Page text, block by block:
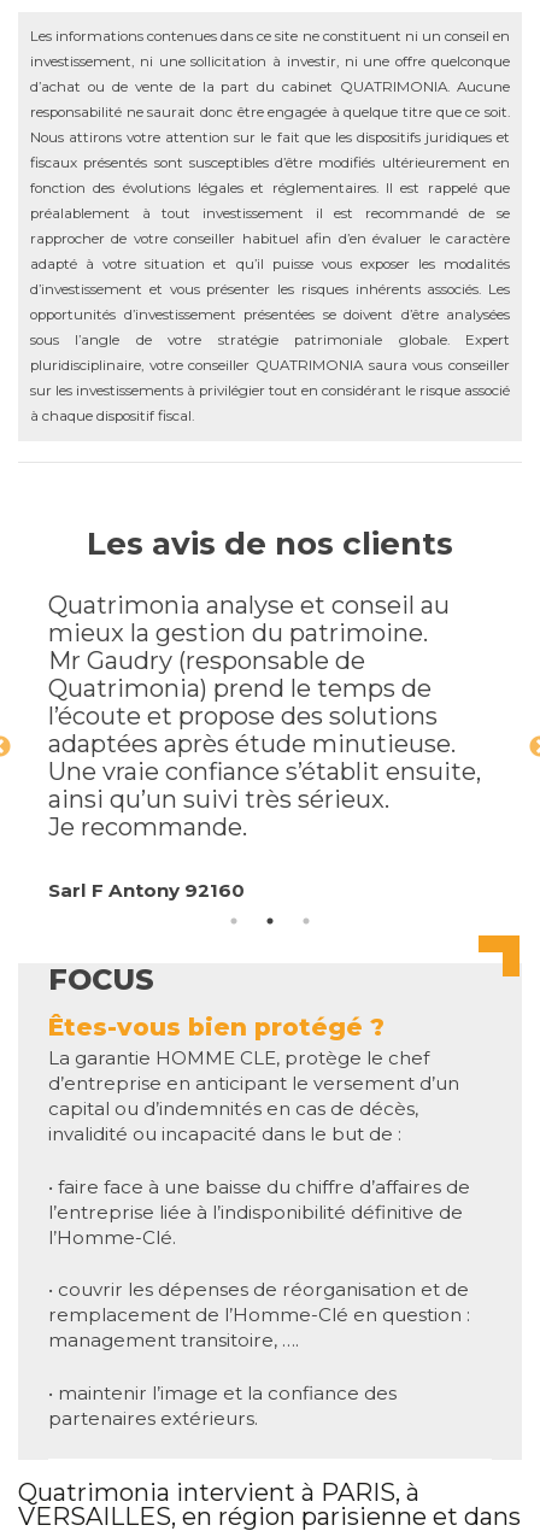
Les informations contenues dans ce site ne constituent ni un conseil en
investissement, ni une sollicitation à investir, ni une offre quelconque
d’achat ou de vente de la part du cabinet QUATRIMONIA. Aucune
responsabilité ne saurait donc être engagée à quelque titre que ce soit.
Nous attirons votre attention sur le fait que les dispositifs juridiques et
fiscaux présentés sont susceptibles d’être modifiés ultérieurement en
fonction des évolutions légales et réglementaires. Il est rappelé que
préalablement à tout investissement il est recommandé de se
rapprocher de votre conseiller habituel afin d’en évaluer le caractère
adapté à votre situation et qu’il puisse vous exposer les modalités
d’investissement et vous présenter les risques inhérents associés. Les
opportunités d’investissement présentées se doivent d’être analysées
sous l’angle de votre stratégie patrimoniale globale. Expert
pluridisciplinaire, votre conseiller QUATRIMONIA saura vous conseiller
sur les investissements à privilégier tout en considérant le risque associé
à chaque dispositif fiscal.
Les avis de nos clients
Quatrimonia analyse et conseil au
mieux la gestion du patrimoine.
Mr Gaudry (responsable de
Quatrimonia) prend le temps de
l’écoute et propose des solutions
adaptées après étude minutieuse.
Une vraie confiance s’établit ensuite,
ainsi qu’un suivi très sérieux.
Je recommande.
Sarl F Antony 92160
FOCUS
Êtes-vous bien protégé ?
La garantie HOMME CLE, protège le chef
d’entreprise en anticipant le versement d’un
capital ou d’indemnités en cas de décès,
invalidité ou incapacité dans le but de :
• faire face à une baisse du chiffre d’affaires de
l’entreprise liée à l’indisponibilité définitive de
l’Homme-Clé.
• couvrir les dépenses de réorganisation et de
remplacement de l’Homme-Clé en question :
management transitoire, ….
• maintenir l’image et la confiance des
partenaires extérieurs.
Quatrimonia intervient à PARIS, à
VERSAILLES, en région parisienne et dans